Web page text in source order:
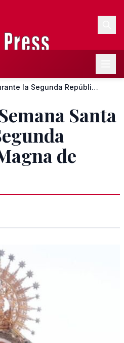
Semana Santa durante la Segunda República; Magna de Sevilla
Santa
de